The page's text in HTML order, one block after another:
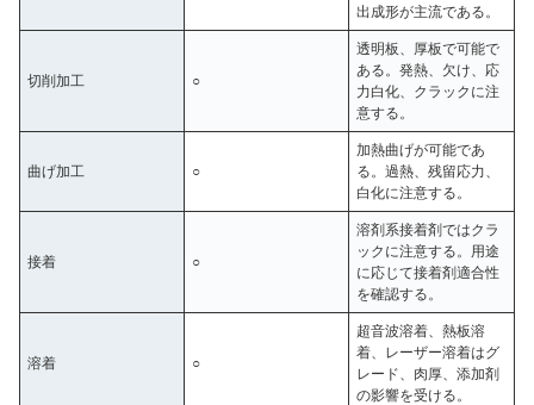
出成形が主流である。
切削加工 ○
透明板、厚板で可能で
ある。発熱、欠け、応
力白化、クラックに注
意する。
曲げ加工 ○
加熱曲げが可能であ
る。過熱、残留応力、
白化に注意する。
接着 ○
溶剤系接着剤ではクラ
ックに注意する。用途
に応じて接着剤適合性
を確認する。
溶着 ○
超音波溶着、熱板溶
着、レーザー溶着はグ
レード、肉厚、添加剤
の影響を受ける。